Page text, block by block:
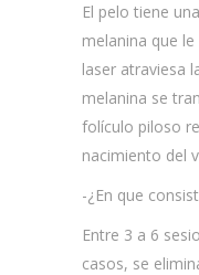
El pelo tiene
melanina que
laser atraviesa
melanina se
folículo piloso
nacimiento del
-¿En que
Entre 3 a 6
casos, se